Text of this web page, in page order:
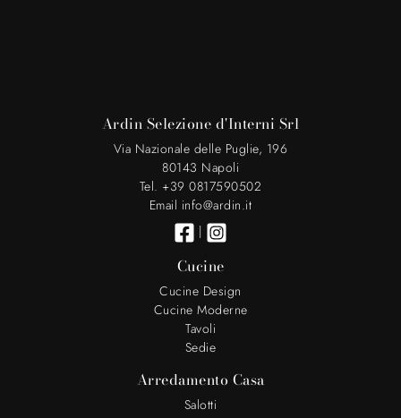
Ardin Selezione d'Interni Srl
Via Nazionale delle Puglie, 196
80143 Napoli
Tel. +39 0817590502
Email info@ardin.it
|
Cucine
Cucine Design
Cucine Moderne
Tavoli
Sedie
Arredamento Casa
Salotti